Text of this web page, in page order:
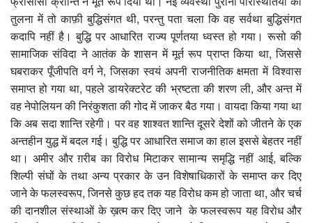
तुलना में तो काफ़ी बुद्धिसंगत थी, परन्तु पता चला कि वह सर्वथा बुद्धिसंगत
कदापि नहीं है। बुद्धि पर आधारित राज्य पूर्णतया ध्वस्त हो गया। रूसो की
सामाजिक संविदा ने आतंक के शासन में मूर्त रूप प्राप्त किया था, जिससे
घबराकर पूँजीपति वर्ग ने, जिसका स्वयं अपनी राजनीतिक क्षमता में विश्वास
समाप्त हो गया था, पहले डायरेक्टरेट की भ्रष्टता की शरण ली, और अन्त में
वह नेपोलियन की निरंकुशता की गोद में जाकर बैठ गया। वायदा किया गया था
कि अब सदा शान्ति रहेगी। पर वह शाश्वत शान्ति दूसरे देशों को जीतने के एक
अन्तहीन युद्ध में बदल गई। बुद्धि पर आधारित समाज का हाल इससे बेहतर नहीं
था। अमीर और ग़रीब का विरोध मिटाकर सामान्य समृद्धि नहीं आई, बल्कि
शिल्पी संघों के तथा अन्य प्रकार के उन विशेषाधिकारों के समाप्त कर दिए
जाने के फलस्वरूप, जिनसे कुछ हद तक यह विरोध कम हो जाता था, और चर्च
की दानशील संस्थाओं के ख़त्म कर दिए जाने के फलस्वरूप यह विरोध और